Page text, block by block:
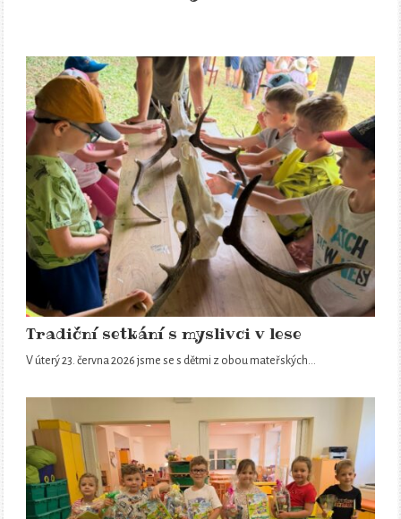
Tradiční setkání s myslivci v lese
V úterý 23. června 2026 jsme se s dětmi z obou mateřských…